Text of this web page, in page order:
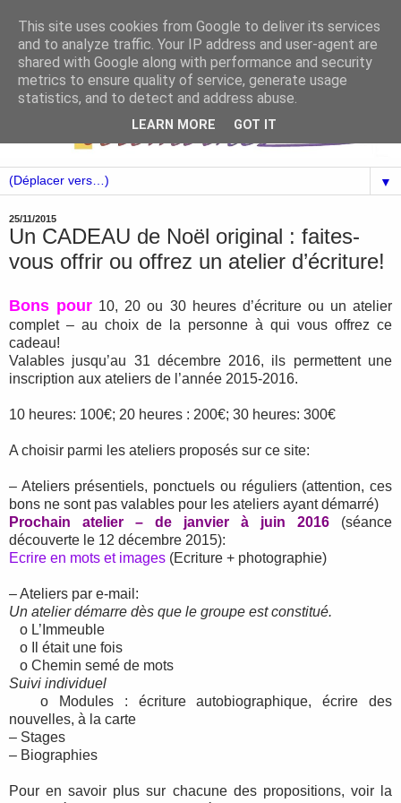
▼
25/11/2015
Un CADEAU de Noël original : faites-
vous offrir ou offrez un atelier d’écriture!
Bons pour 10, 20 ou 30 heures d’écriture ou un atelier
complet – au choix de la personne à qui vous offrez ce
cadeau!
Valables jusqu’au 31 décembre 2016, ils permettent une
inscription aux ateliers de l’année 2015-2016.
10 heures: 100€; 20 heures : 200€; 30 heures: 300€
A choisir parmi les ateliers proposés sur ce site:
– Ateliers présentiels, ponctuels ou réguliers (attention, ces
bons ne sont pas valables pour les ateliers ayant démarré)
Prochain atelier – de janvier à juin 2016 (séance
découverte le 12 décembre 2015):
Ecrire en mots et images (Ecriture + photographie)
– Ateliers par e-mail:
Un atelier démarre dès que le groupe est constitué.
o L’Immeuble
o Il était une fois
o Chemin semé de mots
Suivi individuel
o Modules : écriture autobiographique, écrire des
nouvelles, à la carte
– Stages
– Biographies
Pour en savoir plus sur chacune des propositions, voir la
This site uses cookies from Google to deliver its services
and to analyze traffic. Your IP address and user-agent are
shared with Google along with performance and security
metrics to ensure quality of service, generate usage
statistics, and to detect and address abuse.
LEARN MORE GOT IT